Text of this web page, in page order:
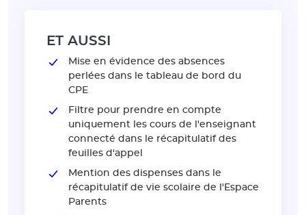
ET AUSSI
Mise en évidence des absences
perlées dans le tableau de bord du
CPE
Filtre pour prendre en compte
uniquement les cours de l'enseignant
connecté dans le récapitulatif des
feuilles d'appel
Mention des dispenses dans le
récapitulatif de vie scolaire de l'Espace
Parents